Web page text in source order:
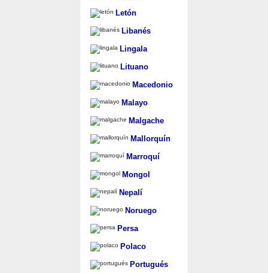
Letón
Libanés
Lingala
Lituano
Macedonio
Malayo
Malgache
Mallorquín
Marroquí
Mongol
Nepalí
Noruego
Persa
Polaco
Portugués